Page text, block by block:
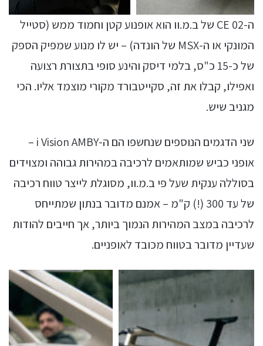
ה-CE 02 של ב.מ.וו הוא אופנוע קטן וחמוד ממש (סטייל
המונקי או ה-MSX של הונדה) – יש לו מנוע שמפיק הספק
של כ-15 כ"ס, בלמי דיסק והינע סופי בתצורת רצועה
ואפילו, קבלו את זה, סקייטבורד מקורי מוצמד אליו. הכי
מגניב שיש.
שני הדגמים הנוספים שנחשפו הם ה-i Vision AMBY –
אופני כביש שמותאמים לרכיבה במהירות גבוהה ומצוידים
בסוללה ענקית שעל פי ב.מ.וו, מסוגלת לייצר טווח רכיבה
של עד 300 (!) ק"מ – אמנם מדובר בנתון שמתייחס
לרכיבה במצב המהירות הנמוך ביותר, אך חייבים להודות
שעדיין מדובר בטווח מכובד לאופניים.